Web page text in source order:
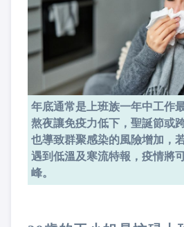
年底通常是上班族一年中工作
熬夜讓免疫力低下，聖誕節或
也導致群聚感染的風險增加，
遇到低溫及寒流特報，疫情將
峰。